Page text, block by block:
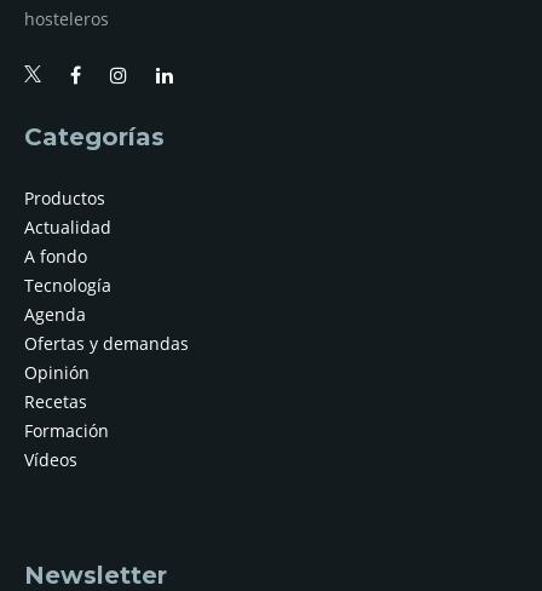
hosteleros
Categorías
Productos
Actualidad
A fondo
Tecnología
Agenda
Ofertas y demandas
Opinión
Recetas
Formación
Vídeos
Newsletter